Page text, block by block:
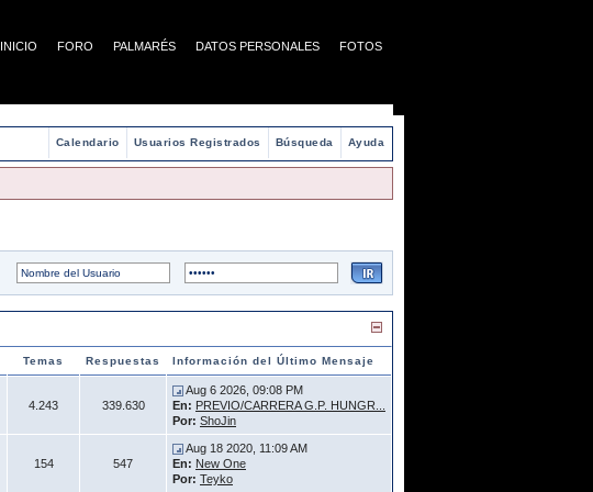
INICIO FORO PALMARÉS DATOS PERSONALES FOTOS
Ayuda
Búsqueda
Usuarios Registrados
Calendario
Temas Respuestas Información del Último Mensaje
4.243 339.630
Aug 6 2026, 09:08 PM
En: PREVIO/CARRERA G.P. HUNGR...
Por: ShoJin
154 547
Aug 18 2020, 11:09 AM
En: New One
Por: Teyko